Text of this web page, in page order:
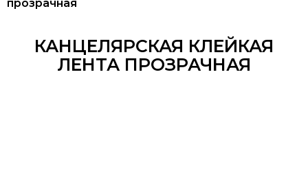
прозрачная
КАНЦЕЛЯРСКАЯ КЛЕЙКАЯ
ЛЕНТА ПРОЗРАЧНАЯ